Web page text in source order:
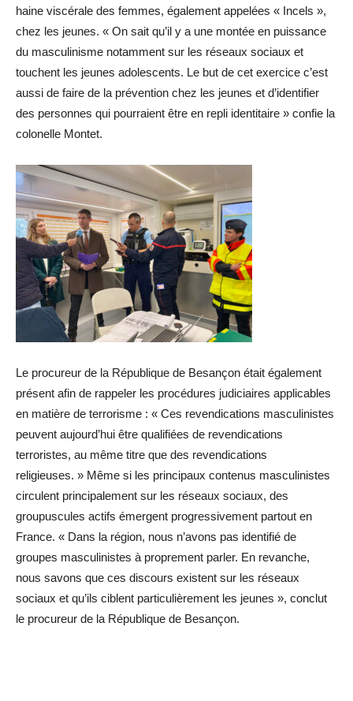
haine viscérale des femmes, également appelées « Incels »,
chez les jeunes. « On sait qu’il y a une montée en puissance
du masculinisme notamment sur les réseaux sociaux et
touchent les jeunes adolescents. Le but de cet exercice c’est
aussi de faire de la prévention chez les jeunes et d’identifier
des personnes qui pourraient être en repli identitaire » confie la
colonelle Montet.
Le procureur de la République de Besançon était également
présent afin de rappeler les procédures judiciaires applicables
en matière de terrorisme : « Ces revendications masculinistes
peuvent aujourd’hui être qualifiées de revendications
terroristes, au même titre que des revendications
religieuses. » Même si les principaux contenus masculinistes
circulent principalement sur les réseaux sociaux, des
groupuscules actifs émergent progressivement partout en
France. « Dans la région, nous n’avons pas identifié de
groupes masculinistes à proprement parler. En revanche,
nous savons que ces discours existent sur les réseaux
sociaux et qu’ils ciblent particulièrement les jeunes », conclut
le procureur de la République de Besançon.